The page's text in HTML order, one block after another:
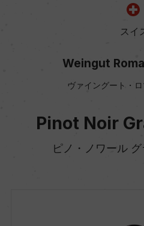
スイ
Weingut
ヴァイングート・
Pinot Noir
ピノ・ノワール